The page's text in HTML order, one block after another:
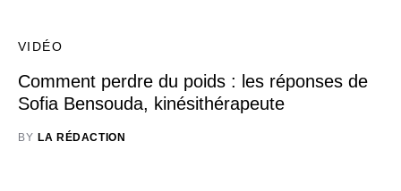
VIDÉO
Comment perdre du poids : les réponses de
Sofia Bensouda, kinésithérapeute
BY LA RÉDACTION